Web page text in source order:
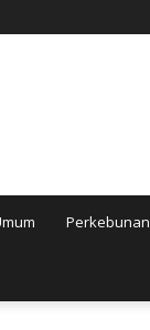
Perkebunan